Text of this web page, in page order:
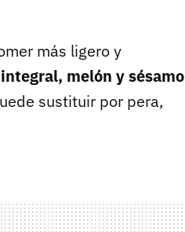
más ligero y
melón y sésamo
sustituir por pera,